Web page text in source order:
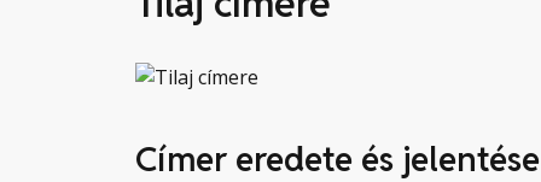
Címer eredete és jelentése